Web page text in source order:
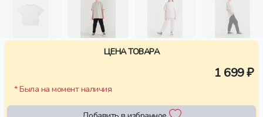
ЦЕНА ТОВАРА
1 699 ₽
* Была на момент наличия